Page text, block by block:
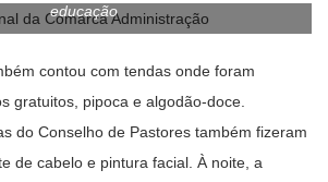
educação
contou com tendas onde foram
gratuitos, pipoca e algodão-doce.
do Conselho de Pastores também fizeram
de cabelo e pintura facial. À noite, a